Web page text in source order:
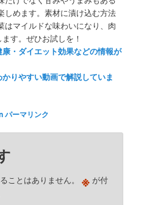
しめます。素材に漬け込む方法
はマイルドな味わいになり、肉
す。ぜひお試しを！
・ダイエット効果などの情報が
りやすい動画で解説していま
パーマリンク
ことはありません。 ※ が付